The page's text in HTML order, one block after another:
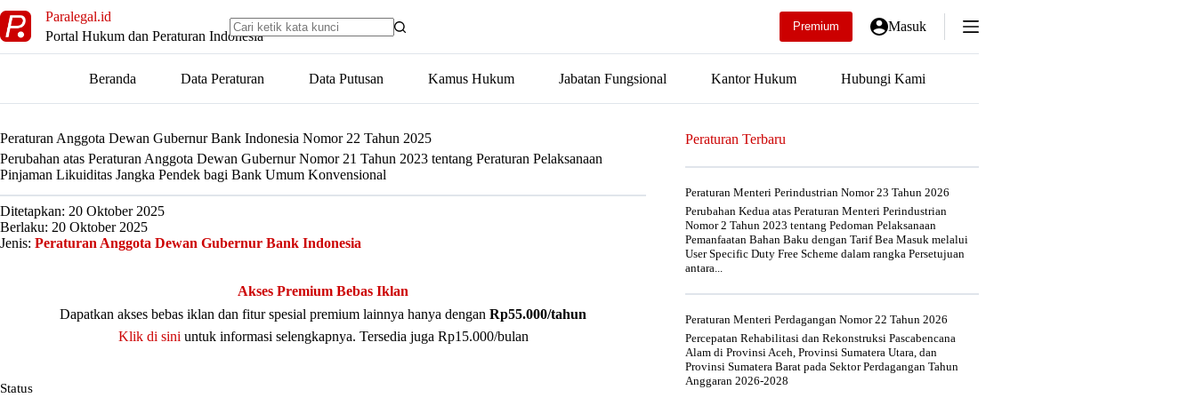
to
content
Paralegal.id
Portal Hukum dan Peraturan Indonesia
Premium Masuk
Beranda Data Peraturan Data Putusan Kamus Hukum Jabatan Fungsional Kantor Hukum Hubungi Kami
Peraturan Anggota Dewan Gubernur Bank Indonesia Nomor 22 Tahun 2025
Perubahan atas Peraturan Anggota Dewan Gubernur Nomor 21 Tahun 2023 tentang Peraturan Pelaksanaan
Pinjaman Likuiditas Jangka Pendek bagi Bank Umum Konvensional
Ditetapkan: 20 Oktober 2025
Berlaku: 20 Oktober 2025
Jenis: Peraturan Anggota Dewan Gubernur Bank Indonesia
Akses Premium Bebas Iklan
Dapatkan akses bebas iklan dan fitur spesial premium lainnya hanya dengan Rp55.000/tahun
Klik di sini untuk informasi selengkapnya. Tersedia juga Rp15.000/bulan
Status
Peraturan Terbaru
Peraturan Menteri Perindustrian Nomor 23 Tahun 2026
Perubahan Kedua atas Peraturan Menteri Perindustrian
Nomor 2 Tahun 2023 tentang Pedoman Pelaksanaan
Pemanfaatan Bahan Baku dengan Tarif Bea Masuk melalui
User Specific Duty Free Scheme dalam rangka Persetujuan
antara...
Peraturan Menteri Perdagangan Nomor 22 Tahun 2026
Percepatan Rehabilitasi dan Rekonstruksi Pascabencana
Alam di Provinsi Aceh, Provinsi Sumatera Utara, dan
Provinsi Sumatera Barat pada Sektor Perdagangan Tahun
Anggaran 2026-2028